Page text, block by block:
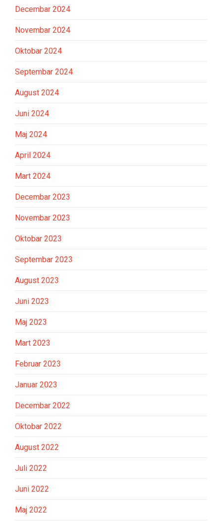
Decembar 2024
Novembar 2024
Oktobar 2024
Septembar 2024
August 2024
Juni 2024
Maj 2024
April 2024
Mart 2024
Decembar 2023
Novembar 2023
Oktobar 2023
Septembar 2023
August 2023
Juni 2023
Maj 2023
Mart 2023
Februar 2023
Januar 2023
Decembar 2022
Oktobar 2022
August 2022
Juli 2022
Juni 2022
Maj 2022